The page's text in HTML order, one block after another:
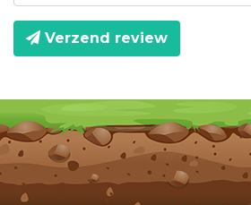
Verzend review